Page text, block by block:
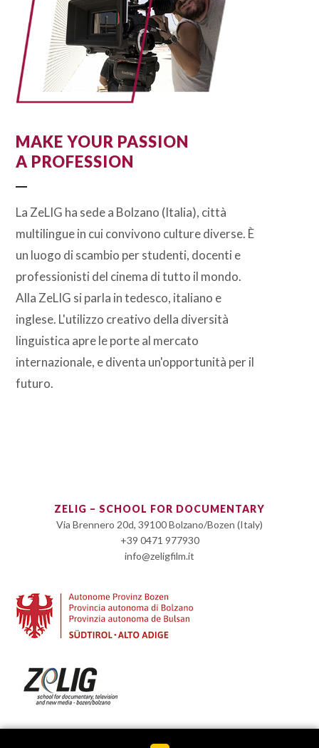
MAKE YOUR PASSION
A PROFESSION
La ZeLIG ha sede a Bolzano (Italia), città
multilingue in cui convivono culture diverse. È
un luogo di scambio per studenti, docenti e
professionisti del cinema di tutto il mondo.
Alla ZeLIG si parla in tedesco, italiano e
inglese. L'utilizzo creativo della diversità
linguistica apre le porte al mercato
internazionale, e diventa un'opportunità per il
futuro.
ZELIG – SCHOOL FOR DOCUMENTARY
Via Brennero 20d, 39100 Bolzano/Bozen (Italy)
+39 0471 977930
info@zeligfilm.it